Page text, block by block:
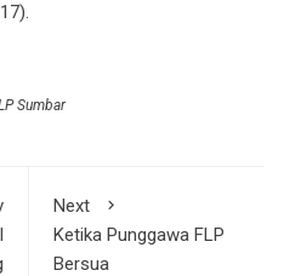
Sumbar
Next
Ketika Punggawa FLP
Bersua